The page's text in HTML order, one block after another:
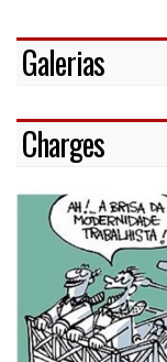
Galerias
Charges